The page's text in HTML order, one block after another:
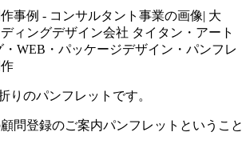
りのパンフレットです。
問登録のご案内パンフレットということ